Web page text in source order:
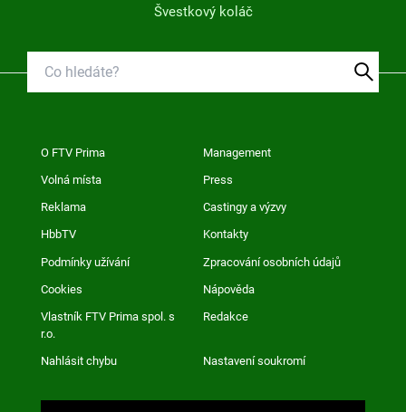
Švestkový koláč
O FTV Prima Management
Volná místa Press
Reklama Castingy a výzvy
HbbTV Kontakty
Podmínky užívání Zpracování osobních údajů
Cookies Nápověda
Vlastník FTV Prima spol. s
r.o.
Redakce
Nahlásit chybu Nastavení soukromí